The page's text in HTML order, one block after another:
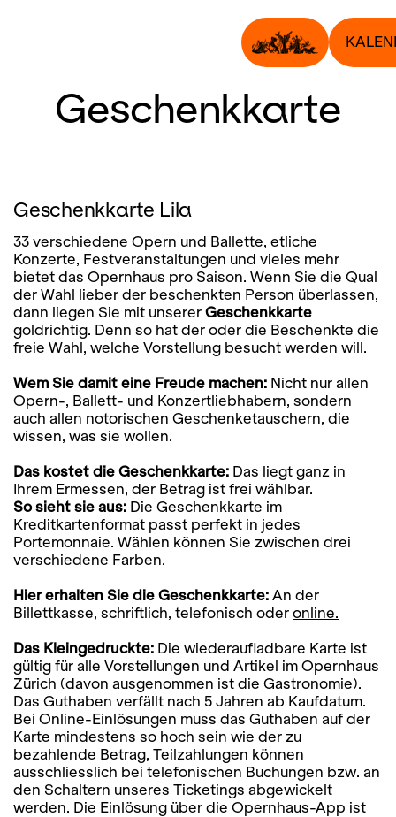
Geschenkkarte
Geschenkkarte Lila
33 verschiedene Opern und Ballette, etliche
Konzerte, Festveranstaltungen und vieles mehr
bietet das Opernhaus pro Saison. Wenn Sie die Qual
der Wahl lieber der beschenkten Person überlassen,
dann liegen Sie mit unserer Geschenkkarte
goldrichtig. Denn so hat der oder die Beschenkte die
freie Wahl, welche Vorstellung besucht werden will.
Wem Sie damit eine Freude machen: Nicht nur allen
Opern-, Ballett- und Konzertliebhabern, sondern
auch allen notorischen Geschenketauschern, die
wissen, was sie wollen.
Das kostet die Geschenkkarte: Das liegt ganz in
Ihrem Ermessen, der Betrag ist frei wählbar.
So sieht sie aus: Die Geschenkkarte im
Kreditkartenformat passt perfekt in jedes
Portemonnaie. Wählen können Sie zwischen drei
verschiedene Farben.
Hier erhalten Sie die Geschenkkarte: An der
Billettkasse, schriftlich, telefonisch oder online.
Das Kleingedruckte: Die wiederaufladbare Karte ist
gültig für alle Vorstellungen und Artikel im Opernhaus
Zürich (davon ausgenommen ist die Gastronomie).
Das Guthaben verfällt nach 5 Jahren ab Kaufdatum.
Bei Online-Einlösungen muss das Guthaben auf der
Karte mindestens so hoch sein wie der zu
bezahlende Betrag, Teilzahlungen können
ausschliesslich bei telefonischen Buchungen bzw. an
den Schaltern unseres Ticketings abgewickelt
werden. Die Einlösung über die Opernhaus-App ist